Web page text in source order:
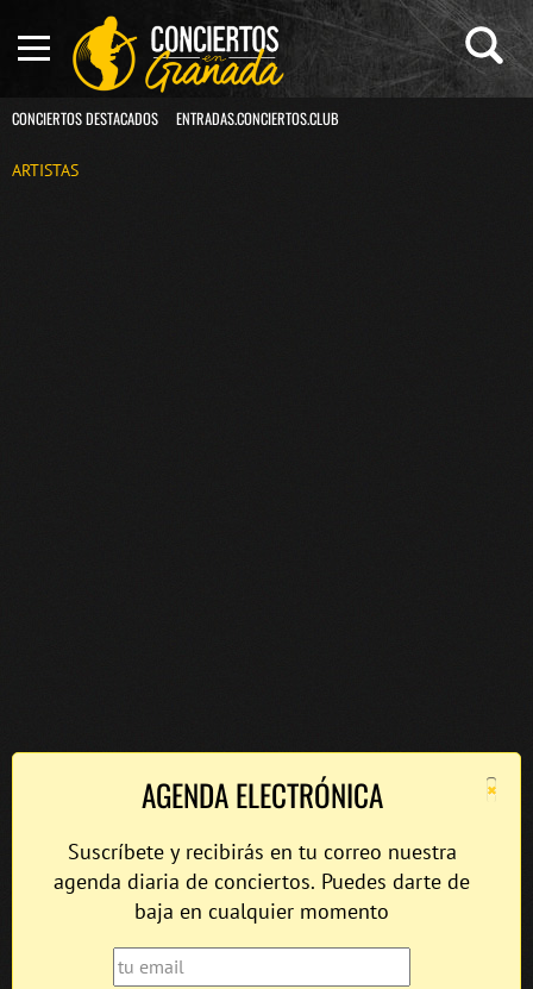
CONCIERTOS DESTACADOS ENTRADAS.CONCIERTOS.CLUB
ARTISTAS
×
AGENDA ELECTRÓNICA
Suscríbete y recibirás en tu correo nuestra
agenda diaria de conciertos. Puedes darte de
baja en cualquier momento